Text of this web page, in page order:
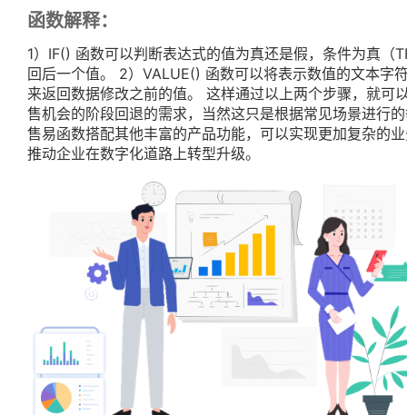
函数解释：
1）IF() 函数可以判断表达式的值为真还是假，条件为真（
回后一个值。 2）VALUE() 函数可以将表示数值的文本字
来返回数据修改之前的值。 这样通过以上两个步骤，就可
售机会的阶段回退的需求，当然这只是根据常见场景进行
售易函数搭配其他丰富的产品功能，可以实现更加复杂的
推动企业在数字化道路上转型升级。